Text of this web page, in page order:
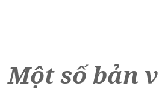
Một số bản